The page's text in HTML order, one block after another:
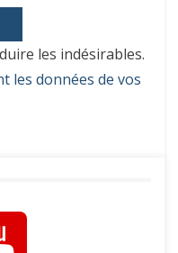
les indésirables.
les données de vos